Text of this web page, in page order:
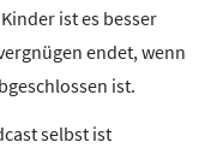
ist es besser
endet, wenn
ist.
selbst ist